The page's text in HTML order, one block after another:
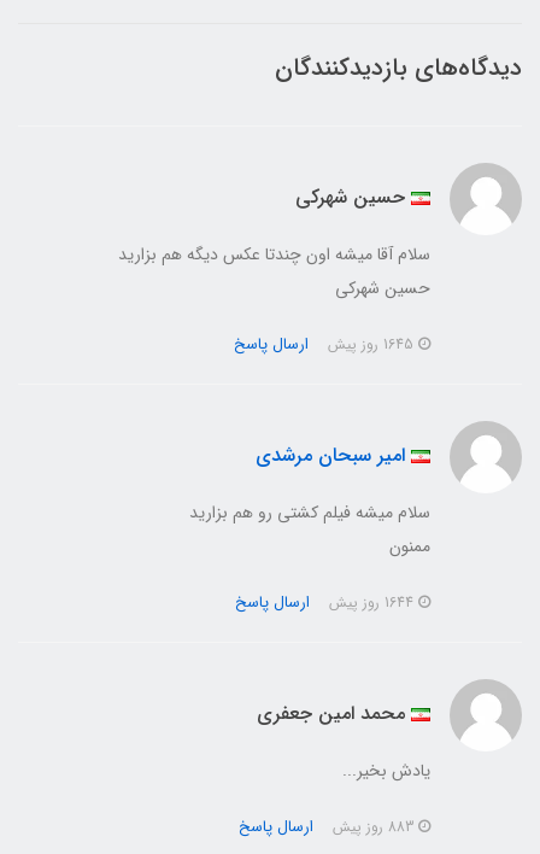
دیدگاه‌های بازدیدکنندگان
حسین شهرکی
سلام آقا میشه اون چندتا عکس دیگه هم بزارید
حسین شهرکی
ارسال پاسخ
امیر سبحان مرشدی
سلام میشه فیلم کشتی رو هم بزارید
ممنون
ارسال پاسخ
محمد امین جعفری
یادش بخیر...
ارسال پاسخ